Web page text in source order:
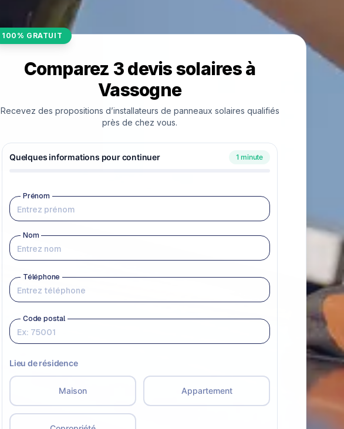
100% GRATUIT
Comparez 3 devis solaires à
Vassogne
Recevez des propositions d’installateurs de panneaux solaires qualifiés
près de chez vous.